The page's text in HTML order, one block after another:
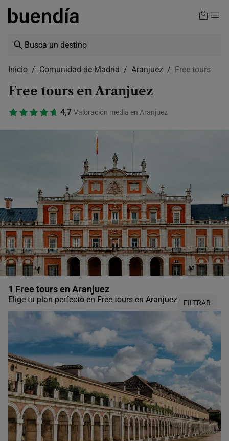
Skip
content
Inicio Comunidad de Madrid Aranjuez Free tours
Free tours en Aranjuez
4,7 Valoración media en Aranjuez
1 Free tours en Aranjuez
Elige tu plan perfecto en Free tours en Aranjuez FILTRAR